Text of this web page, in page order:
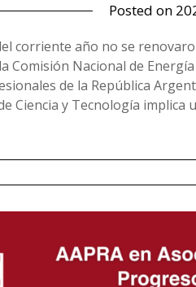
Posted on
corriente año no se
Comisión Nacional de Energía
de la República
Ciencia y Tecnología